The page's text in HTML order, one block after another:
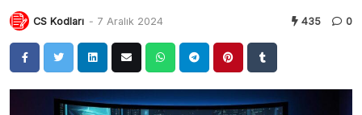
CS Kodları - 7 Aralık 2024 435 0